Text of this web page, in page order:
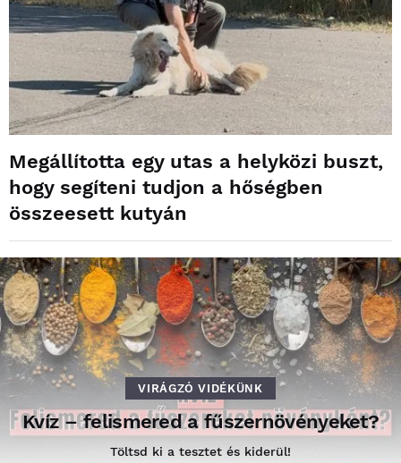
Megállította egy utas a helyközi buszt,
hogy segíteni tudjon a hőségben
összeesett kutyán
VIRÁGZÓ VIDÉKÜNK
Kvíz – felismered a fűszernövényeket?
Töltsd ki a tesztet és kiderül!